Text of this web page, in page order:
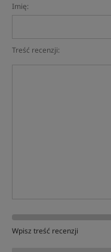
Imię:
Treść recenzji:
Wpisz treść recenzji